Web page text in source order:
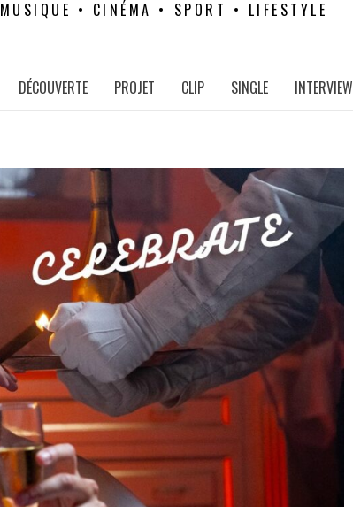
MUSIQUE • CINÉMA • SPORT • LIFESTYLE
DÉCOUVERTE PROJET CLIP SINGLE INTERVIEW